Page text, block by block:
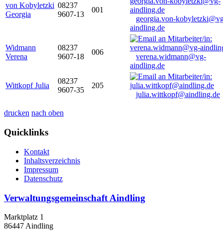
von Kobyletzki
Georgia
08237
9607-13
001
georgia.von-
aindling.de
Widmann
Verena
08237
9607-18
006
verena.widmann@vg-
aindling.de
Wittkopf Julia
08237
9607-35
205
julia.wittkopf@aindling.de
drucken nach oben
Quicklinks
Kontakt
Inhaltsverzeichnis
Impressum
Datenschutz
Verwaltungsgemeinschaft Aindling
Marktplatz 1
86447 Aindling